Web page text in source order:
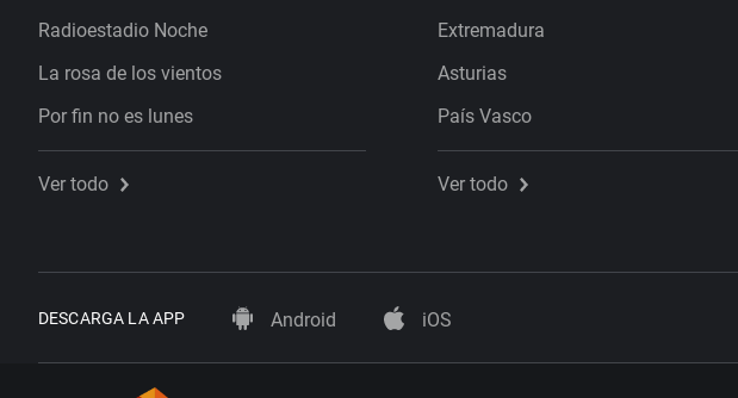
Radioestadio Noche
La rosa de los vientos
Por fin no es lunes
Ver todo
Extremadura
Asturias
País Vasco
Ver todo
DESCARGA LA APP Android iOS